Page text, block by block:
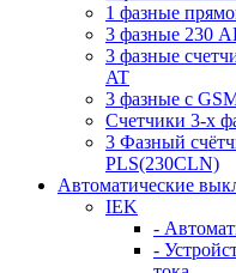
1 фазные
3 фазные 230
3 фазные
AT
3 фазные с
Счетчики 3-х
3 Фазный
PLS(230CLN)
Автоматические
IEK
-
-